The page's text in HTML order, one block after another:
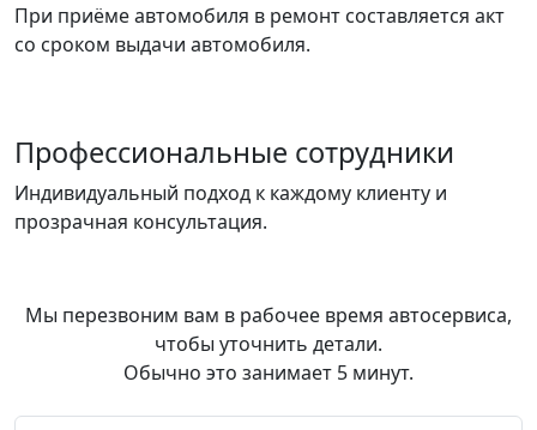
При приёме автомобиля в ремонт составляется акт
со сроком выдачи автомобиля.
Профессиональные сотрудники
Индивидуальный подход к каждому клиенту и
прозрачная консультация.
Мы перезвоним вам в рабочее время автосервиса,
чтобы уточнить детали.
Обычно это занимает 5 минут.